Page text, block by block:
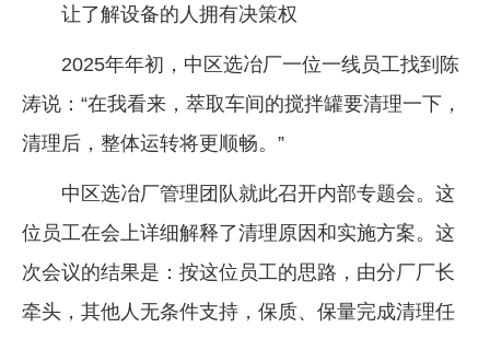
让了解设备的人拥有决策权
2025年年初，中区选冶厂一位一线员工找到陈
涛说：“在我看来，萃取车间的搅拌罐要清理一下，
清理后，整体运转将更顺畅。”
中区选冶厂管理团队就此召开内部专题会。这
位员工在会上详细解释了清理原因和实施方案。这
次会议的结果是：按这位员工的思路，由分厂厂长
牵头，其他人无条件支持，保质、保量完成清理任